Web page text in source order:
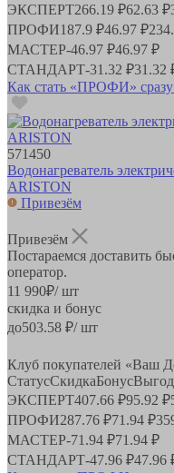
ЭКСПЕРТ266.19 ₽62.63 ₽
ПРОФИ187.9 ₽46.97 ₽
МАСТЕР-46.97 ₽46.97 ₽
СТАНДАРТ-31.32 ₽31.32
Как стать «ПРОФИ»
571450
Водонагреватель
ARISTON
Привезём
Привезём
Постараемся доставить
оператор.
11 990₽/ шт
скидка и бонус
до503.58 ₽/ шт
Клуб покупателей «Ваш
СтатусСкидкаБонус
ЭКСПЕРТ407.66 ₽95.92 ₽
ПРОФИ287.76 ₽71.94 ₽
МАСТЕР-71.94 ₽71.94 ₽
СТАНДАРТ-47.96 ₽47.96